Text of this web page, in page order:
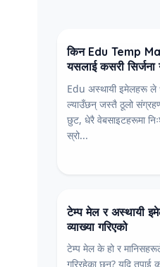
किन Edu Temp
यसलाई कसरी सिर्जना
Edu अस्थायी इमेलहरू ले
ल्याउँछन् जस्तै ठूलो
छुट, धेरै वेबसाइटहरूमा
स्रो...
टेम्प मेल र अस्थायी
व्याख्या गरिएको
टेम्प मेल के हो र
गरिरहेका छन्? यदि तपाई